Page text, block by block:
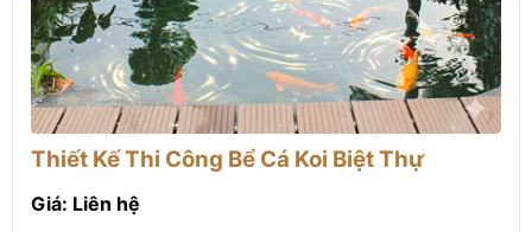
Thiết Kế Thi Công Bể Cá Koi Biệt Thự
Giá: Liên hệ